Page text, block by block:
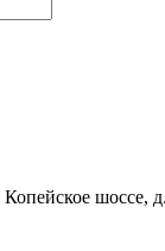
шоссе,